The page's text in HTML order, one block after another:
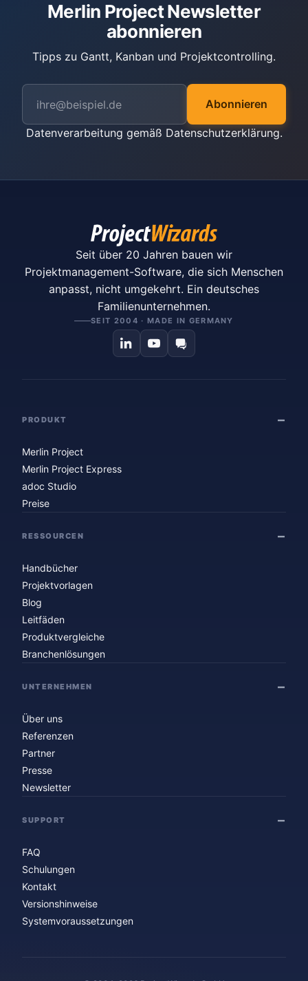
Merlin Project Newsletter
abonnieren
Tipps zu Gantt, Kanban und Projektcontrolling.
Abonnieren
Datenverarbeitung gemäß Datenschutzerklärung.
Seit über 20 Jahren bauen wir
Projektmanagement-Software, die sich Menschen
anpasst, nicht umgekehrt. Ein deutsches
Familienunternehmen.
SEIT 2004 · MADE IN GERMANY
PRODUKT
Merlin Project
Merlin Project Express
adoc Studio
Preise
RESSOURCEN
Handbücher
Projektvorlagen
Blog
Leitfäden
Produktvergleiche
Branchenlösungen
UNTERNEHMEN
Über uns
Referenzen
Partner
Presse
Newsletter
SUPPORT
FAQ
Schulungen
Kontakt
Versionshinweise
Systemvoraussetzungen